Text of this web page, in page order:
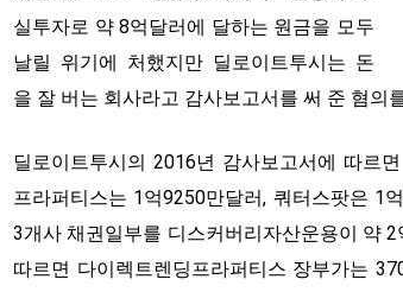
실투자로 약 8억달러에 달하는 원금을 모두
날릴 위기에 처했지만 딜로이트투시는 돈
을 잘 버는 회사라고 감사보고서를 써 준 혐의
딜로이트투시의 2016년 감사보고서에 따르
프라퍼티스는 1억9250만달러, 쿼터스팟은 1
3개사 채권일부를 디스커버리자산운용이 약
따르면 다이렉트렌딩프라퍼티스 장부가는